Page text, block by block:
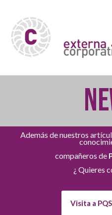
Además de nuestros
compañeros de
¿ Quieres
Visita a